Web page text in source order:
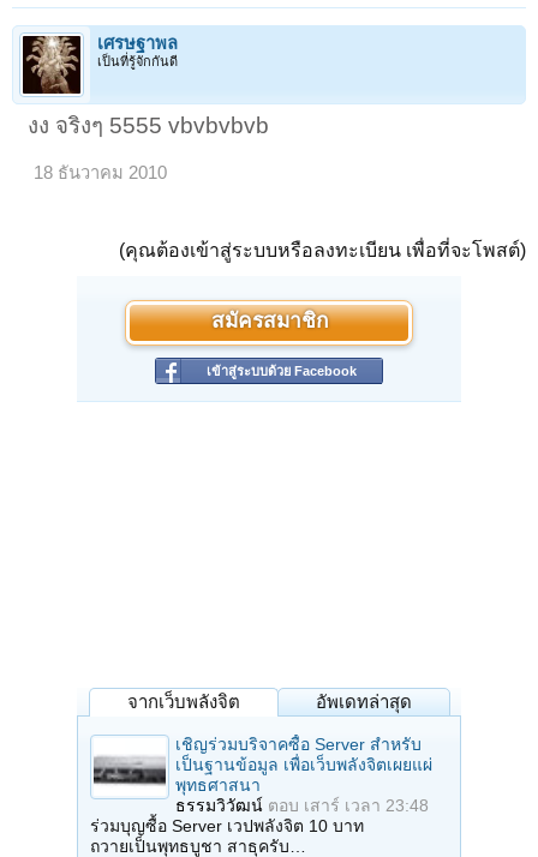
เศรษฐาพล
เป็นที่รู้จักกันดี
งง จริงๆ 5555 vbvbvbvb
18 ธันวาคม 2010
(คุณต้องเข้าสู่ระบบหรือลงทะเบียน เพื่อที่จะโพสต์)
สมัครสมาชิก
เข้าสู่ระบบด้วย Facebook
จากเว็บพลังจิต อัพเดทล่าสุด
เชิญร่วมบริจาคซื้อ Server สำหรับ
เป็นฐานข้อมูล เพื่อเว็บพลังจิตเผยแผ่
พุทธศาสนา
ธรรมวิวัฒน์ ตอบ เสาร์ เวลา 23:48
ร่วมบุญซื้อ Server เวปพลังจิต 10 บาท
ถวายเป็นพุทธบูชา สาธุครับ…